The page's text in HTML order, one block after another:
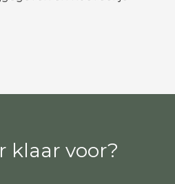
klaar voor?